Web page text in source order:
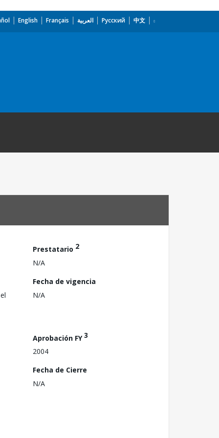
English Français العربية Русский 中文
Prestatario 2
N/A
Fecha de vigencia
N/A
Aprobación FY3
2004
Fecha de Cierre
N/A